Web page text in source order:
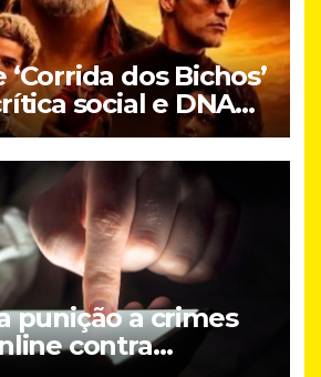
dos Bichos’
social e DNA
novo filme do
punição a crimes
contra